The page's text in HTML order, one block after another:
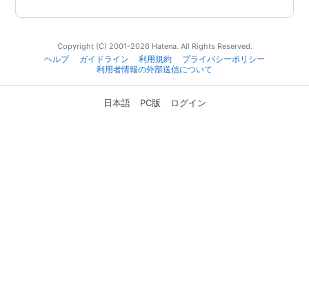
Copyright (C) 2001-2026 Hatena. All Rights Reserved.
ヘルプ
ガイドライン 利用規約
プライバシーポリシー
利用者情報の外部送信について
日本語 PC版 ログイン